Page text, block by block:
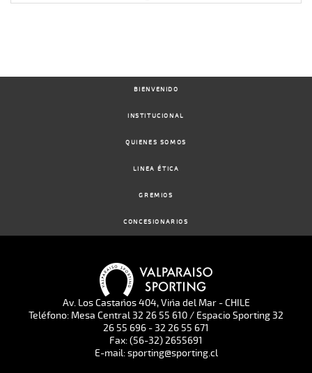
BIENVENIDO
INSTITUCIONAL
QUIENES SOMOS
LINEA ÉTICA
GREMIOS
CONCESIONARIOS
Av. Los Castaños 404, Viña del Mar - CHILE
Teléfono: Mesa Central 32 26 55 610 / Espacio Sporting 32
26 55 696 - 32 26 55 671
Fax: (56-32) 2655691
E-mail: sporting@sporting.cl